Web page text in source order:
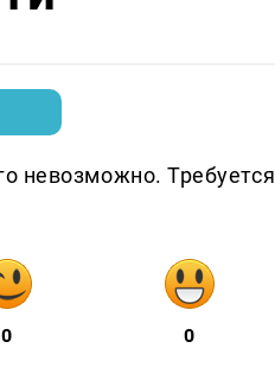
невозможно. Требуется
0 0